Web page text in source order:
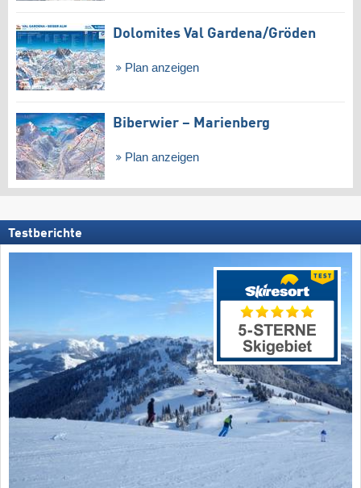
Dolomites Val Gardena/​Gröden
Plan anzeigen
Biberwier – Marienberg
Plan anzeigen
Testberichte